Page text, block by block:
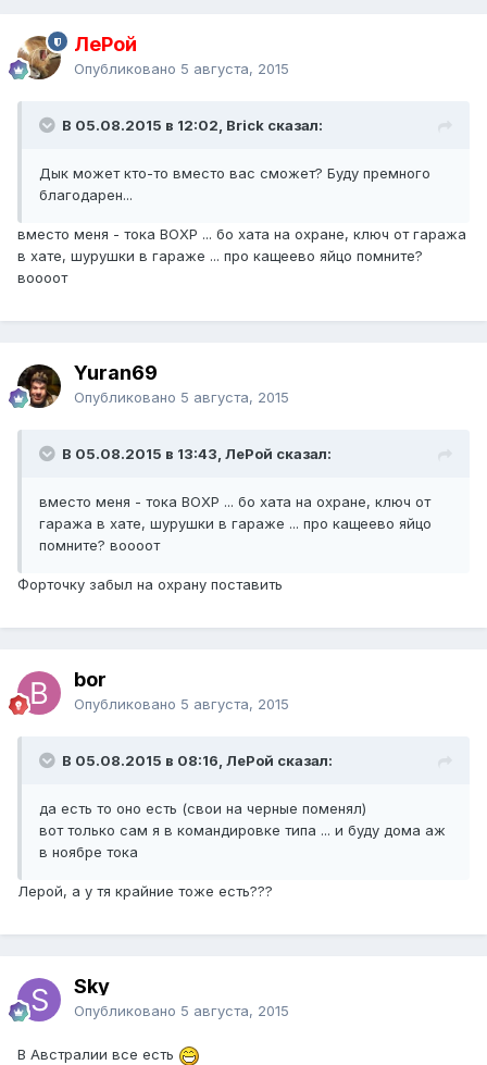
ЛеРой
Опубликовано 5 августа, 2015
В 05.08.2015 в 12:02, Brick сказал:
Дык может кто-то вместо вас сможет? Буду премного
благодарен...
вместо меня - тока ВОХР ... бо хата на охране, ключ от гаража
в хате, шурушки в гараже ... про кащеево яйцо помните?
воооот
Yuran69
Опубликовано 5 августа, 2015
В 05.08.2015 в 13:43, ЛеРой сказал:
вместо меня - тока ВОХР ... бо хата на охране, ключ от
гаража в хате, шурушки в гараже ... про кащеево яйцо
помните? воооот
Форточку забыл на охрану поставить
bor
Опубликовано 5 августа, 2015
В 05.08.2015 в 08:16, ЛеРой сказал:
да есть то оно есть (свои на черные поменял)
вот только сам я в командировке типа ... и буду дома аж
в ноябре тока
Лерой, а у тя крайние тоже есть???
Sky
Опубликовано 5 августа, 2015
В Австралии все есть